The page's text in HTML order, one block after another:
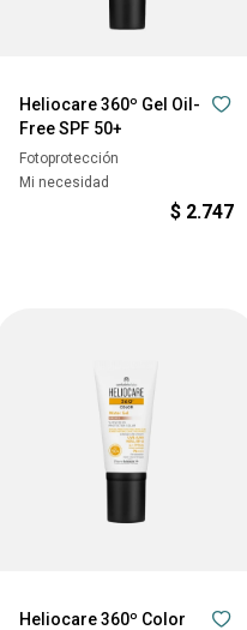
Heliocare 360º Gel Oil-
Free SPF 50+
Fotoprotección
Mi necesidad
$ 2.747
Heliocare 360º Color